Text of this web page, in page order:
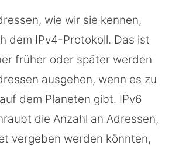
wie wir sie kennen,
dem IPv4-Protokoll. Das ist
früher oder später werden
ausgehen, wenn es zu
dem Planeten gibt. IPv6
die Anzahl an Adressen,
vergeben werden könnten,